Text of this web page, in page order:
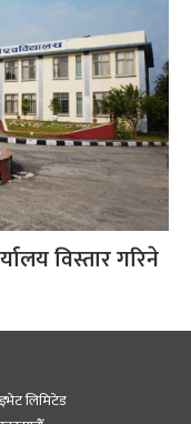
विस्तार गरिने
लिमिटेड